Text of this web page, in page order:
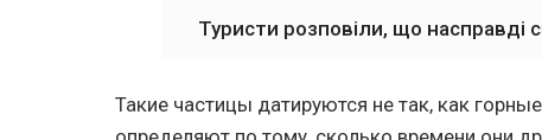
Туристи розповіли, що насправді
Такие частицы датируются не так, как